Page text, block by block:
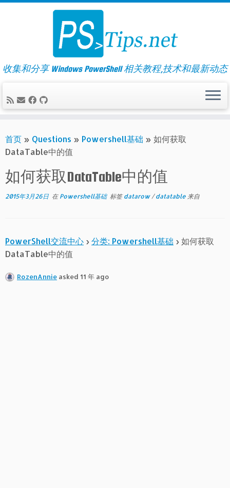
Skip
收集和分享 Windows PowerShell 相关教程,技术和最新动态
首页 » Questions » Powershell基础 » 如何获取
DataTable中的值
如何获取DataTable中的值
2015年3月26日 在 Powershell基础 标签datarow/datatable 来自
PowerShell交流中心 › 分类: Powershell基础 › 如何获取
DataTable中的值
RozenAnnie asked 11 年 ago